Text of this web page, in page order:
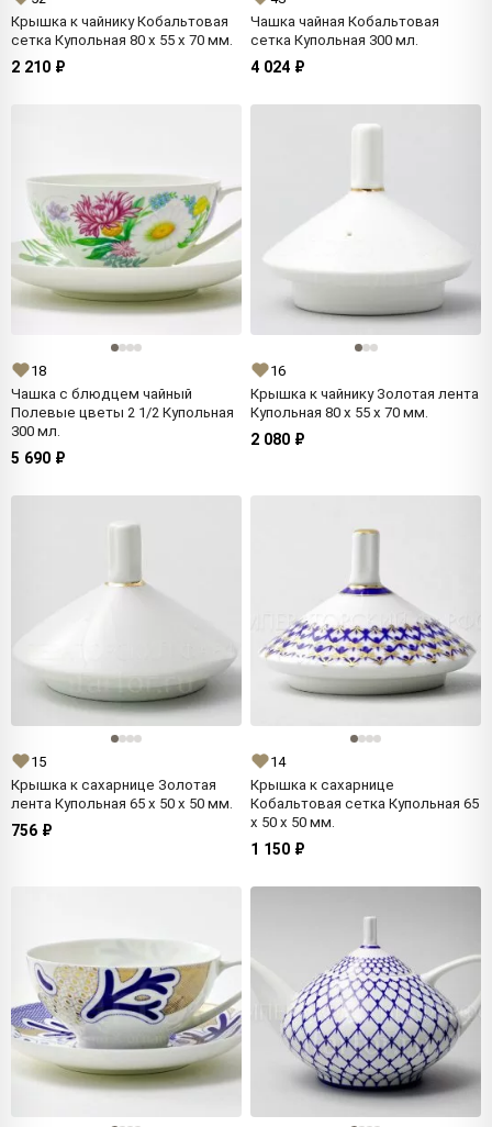
Крышка к чайнику Кобальтовая
сетка Купольная 80 x 55 x 70 мм.
2 210 ₽
Чашка чайная Кобальтовая
сетка Купольная 300 мл.
4 024 ₽
18
Чашка с блюдцем чайный
Полевые цветы 2 1/2 Купольная
300 мл.
5 690 ₽
16
Крышка к чайнику Золотая лента
Купольная 80 x 55 x 70 мм.
2 080 ₽
15
Крышка к сахарнице Золотая
лента Купольная 65 x 50 x 50 мм.
756 ₽
14
Крышка к сахарнице
Кобальтовая сетка Купольная 65
x 50 x 50 мм.
1 150 ₽